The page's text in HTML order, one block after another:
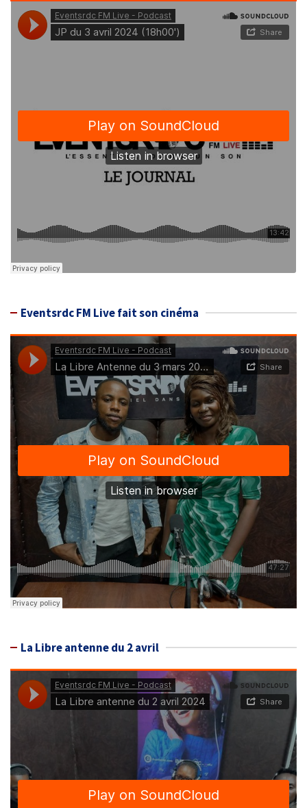
Eventsrdc FM Live fait son cinéma
La Libre antenne du 2 avril